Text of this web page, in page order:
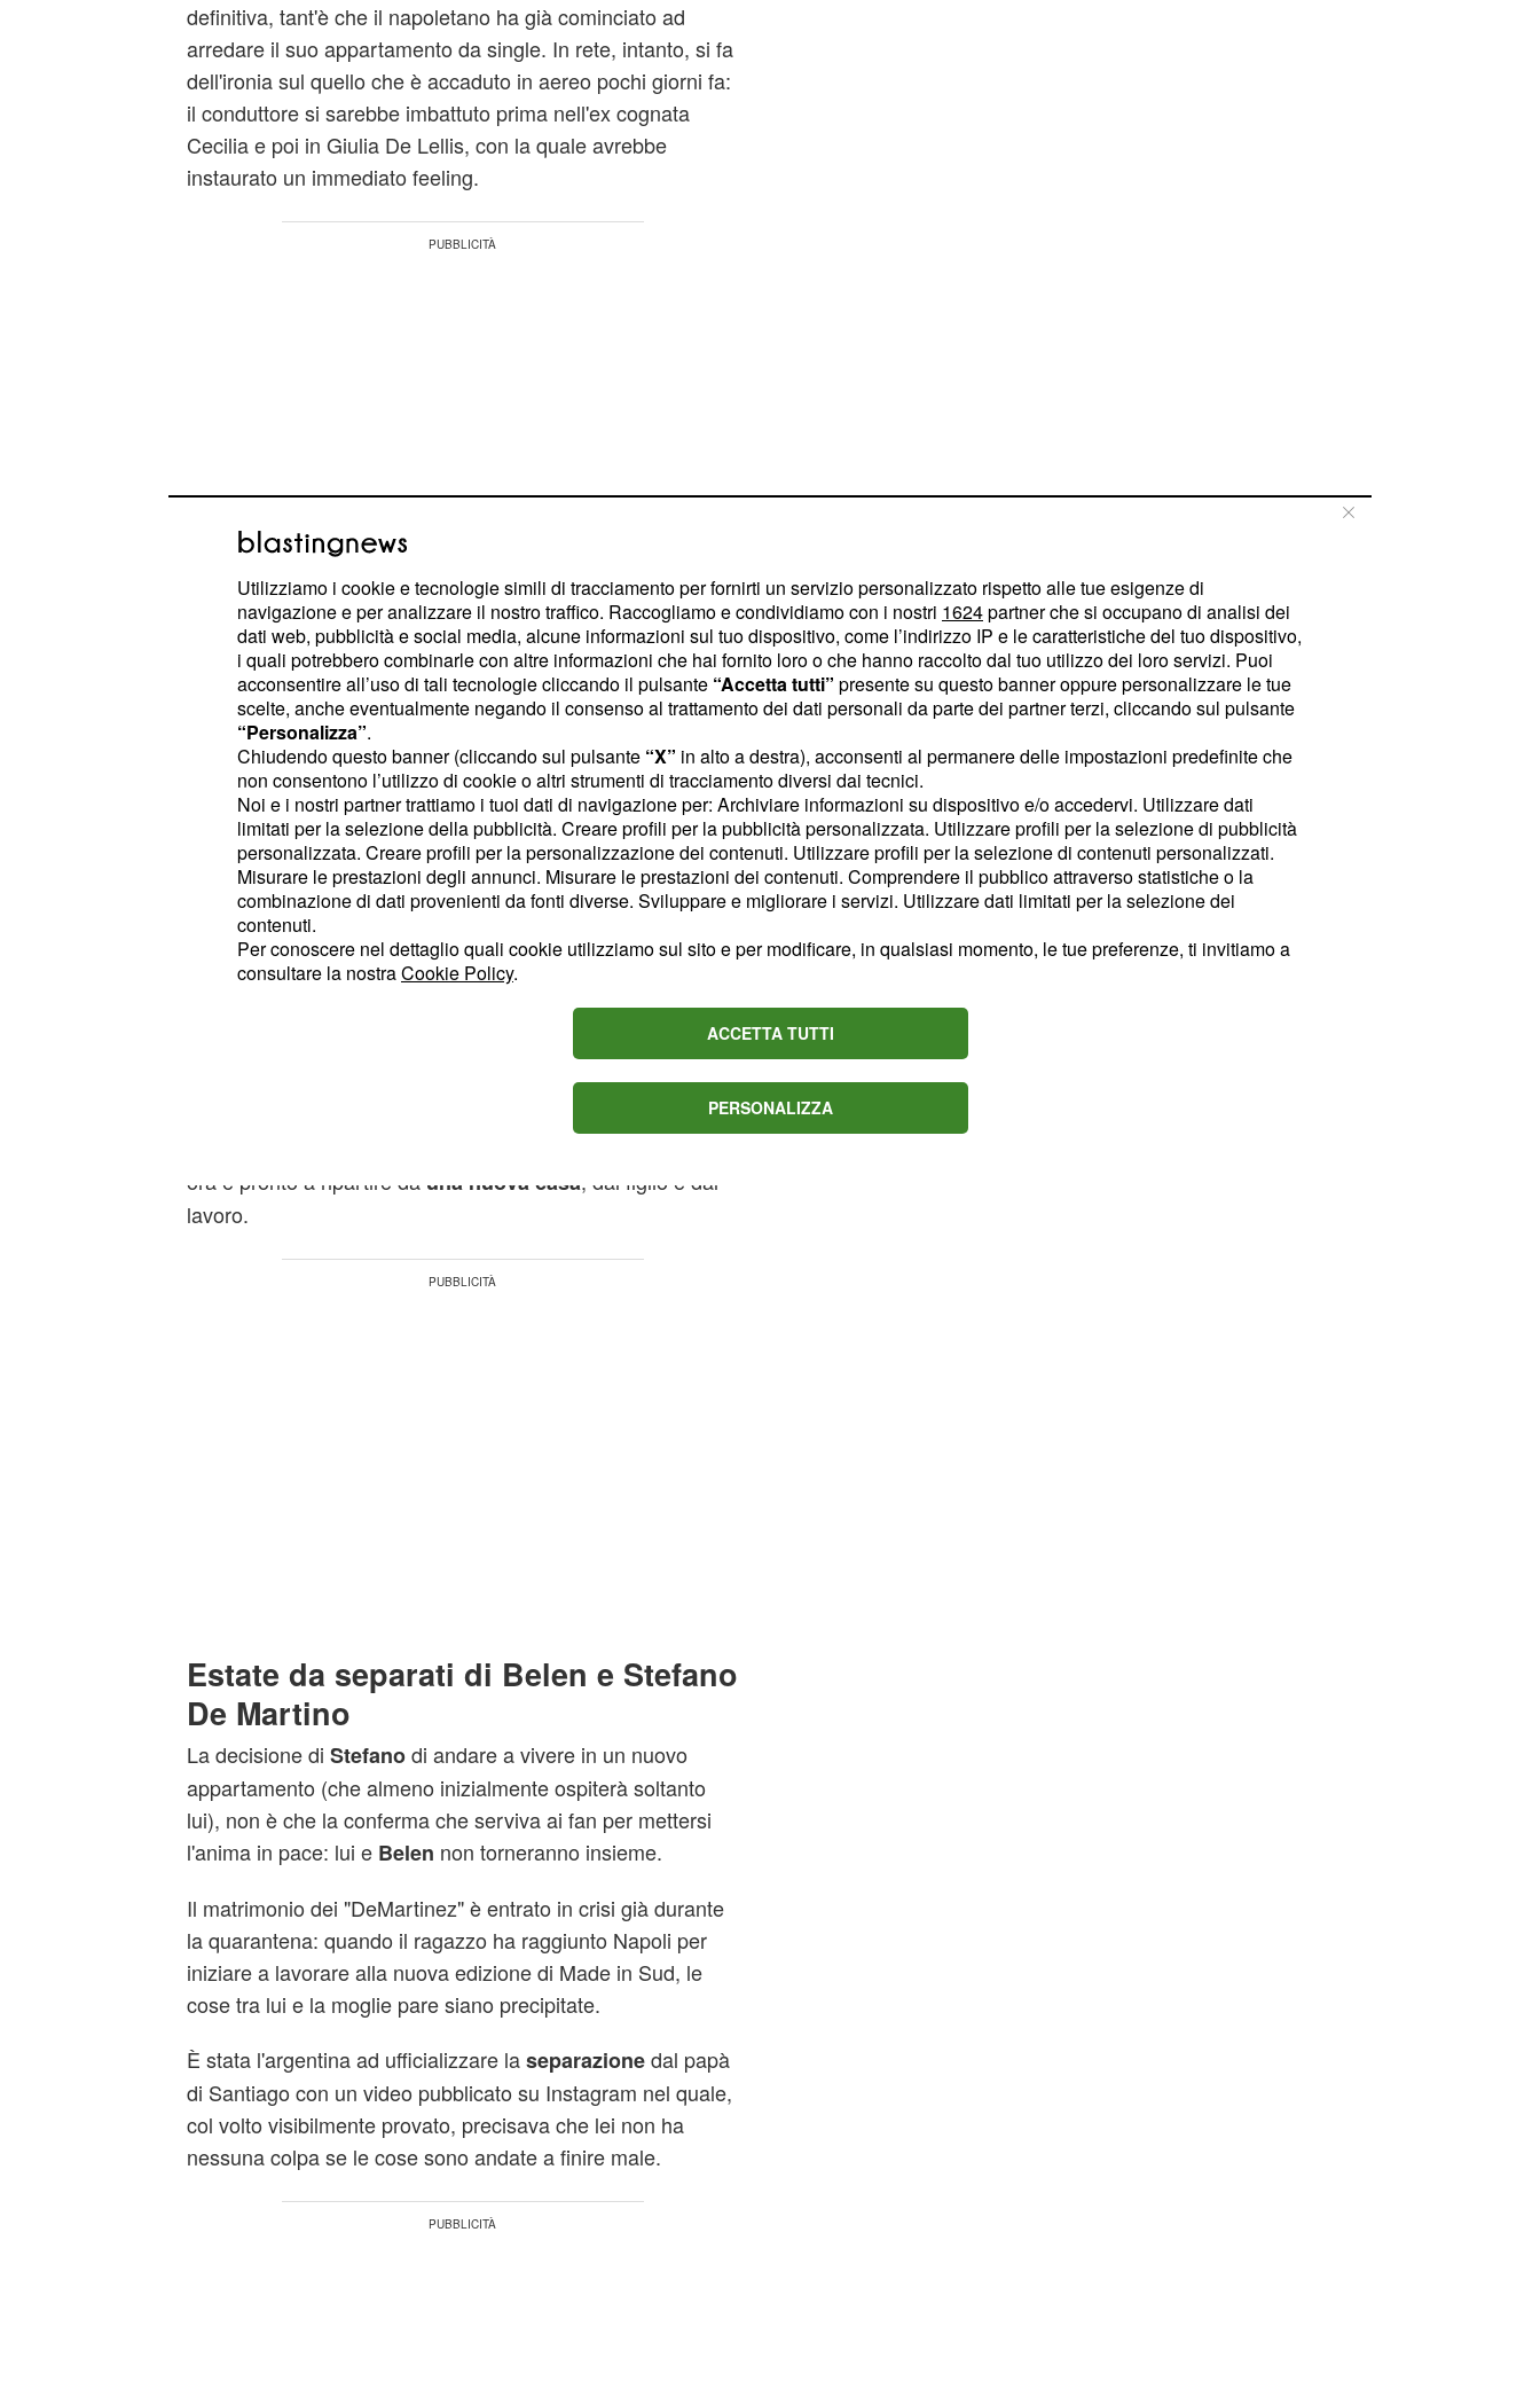
definitiva, tant'è che il napoletano ha già cominciato ad
arredare il suo appartamento da single. In rete, intanto, si fa
dell'ironia sul quello che è accaduto in aereo pochi giorni fa:
il conduttore si sarebbe imbattuto prima nell'ex cognata
Cecilia e poi in Giulia De Lellis, con la quale avrebbe
instaurato un immediato feeling.
Nuova vita per Stefano De Martino
dopo la separazione
Le riviste digossiphanno sostenuto insistentementeche
Stefano De Martinoabbia provato a riconquistare l'ex moglie
Belen durante l'estate, ricevendo ogni volta un sonoro "due
di picche". A conferma del fatto che non c'è nessun
riavvicinamento in corso tra i genitori di Santiago, è arrivata
la notizia deltraslocoche l'ex ballerino sta facendo in una
nuova casa a Milano.
Lasciato l'appartamento dove conviveva con la Rodriguez, il
Il presentatore Rai, dunque, pare essersi messo l'anima in
ora è pronto a ripartire da una nuova casa, dal figlio e dal
lavoro.
Estate da separati di Belen e Stefano
De Martino
La decisione di Stefanodi andare a vivere in un nuovo
appartamento (che almeno inizialmente ospiterà soltanto
lui), non è che la conferma che serviva ai fan per mettersi
l'anima in pace: lui e Belen non torneranno insieme.
Il matrimonio dei "DeMartinez" è entrato in crisi già durante
la quarantena: quando il ragazzo ha raggiunto Napoli per
iniziare a lavorare alla nuova edizione di Made in Sud, le
cose tra lui e la moglie pare siano precipitate.
È stata l'argentina ad ufficializzare laseparazionedal papà
di Santiago con un video pubblicato su Instagram nel quale,
col volto visibilmente provato, precisava che lei non ha
nessuna colpa se le cose sono andate a finire male.
Utilizziamo i cookie e tecnologie simili di tracciamento per fornirti un servizio personalizzato rispetto alle tue esigenze di
navigazione e per analizzare il nostro traffico. Raccogliamo e condividiamo con i nostri 1624partner che si occupano di analisi dei
dati web, pubblicità e social media, alcune informazioni sul tuo dispositivo, come l’indirizzo IP e le caratteristiche del tuo dispositivo,
i quali potrebbero combinarle con altre informazioni che hai fornito loro o che hanno raccolto dal tuo utilizzo dei loro servizi. Puoi
acconsentire all’uso di tali tecnologie cliccando il pulsante “Accetta tutti” presente su questo banner oppure personalizzare le tue
scelte, anche eventualmente negando il consenso al trattamento dei dati personali da parte dei partner terzi, cliccando sul pulsante
“Personalizza”.
Chiudendo questo banner (cliccando sul pulsante “X” in alto a destra), acconsenti al permanere delle impostazioni predefinite che
non consentono l’utilizzo di cookie o altri strumenti di tracciamento diversi dai tecnici.
Noi e i nostri partner trattiamo i tuoi dati di navigazione per: Archiviare informazioni su dispositivo e/o accedervi. Utilizzare dati
limitati per la selezione della pubblicità. Creare profili per la pubblicità personalizzata. Utilizzare profili per la selezione di pubblicità
personalizzata. Creare profili per la personalizzazione dei contenuti. Utilizzare profili per la selezione di contenuti personalizzati.
Misurare le prestazioni degli annunci. Misurare le prestazioni dei contenuti. Comprendere il pubblico attraverso statistiche o la
combinazione di dati provenienti da fonti diverse. Sviluppare e migliorare i servizi. Utilizzare dati limitati per la selezione dei
contenuti.
Per conoscere nel dettaglio quali cookie utilizziamo sul sito e per modificare, in qualsiasi momento, le tue preferenze, ti invitiamo a
consultare la nostraCookie Policy.
ACCETTA TUTTI
PERSONALIZZA